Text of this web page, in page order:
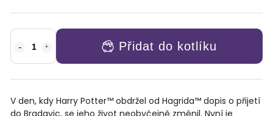
Přidat do kotlíku
V den, kdy Harry Potter™ obdržel od Hagrida™ dopis o přijetí
do Bradavic, se jeho život neobyčejně změnil. Nyní je